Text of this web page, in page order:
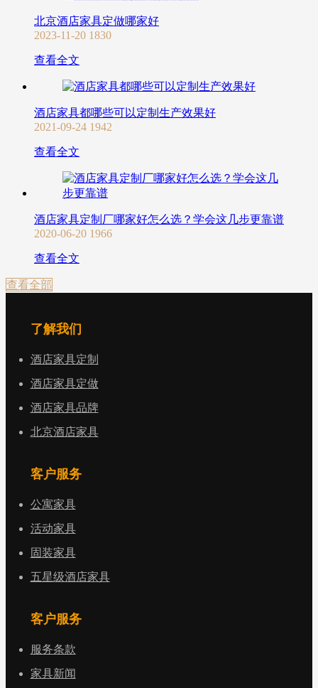
北京酒店家具定做哪家好
2023-11-20 1830
查看全文
酒店家具都哪些可以定制生产效果好
2021-09-24 1942
查看全文
酒店家具定制厂哪家好怎么选？学会这几步更靠谱
2020-06-20 1966
查看全文
查看全部
了解我们
酒店家具定制
酒店家具定做
酒店家具品牌
北京酒店家具
客户服务
公寓家具
活动家具
固装家具
五星级酒店家具
客户服务
服务条款
家具新闻